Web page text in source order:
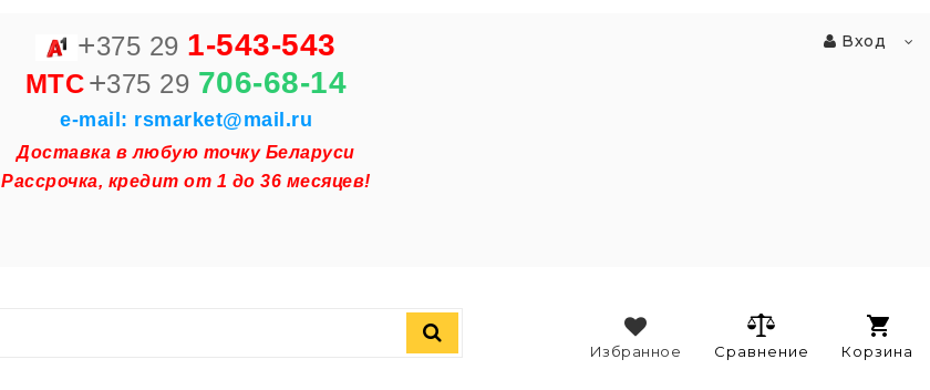
+375 29 1-543-543
MTC+375 29 706-68-14
e-mail: rsmarket@mail.ru
Доставка в любую точку Беларуси
Рассрочка, кредит от 1 до 36 месяцев!
Вход
Корзина
Сравнение
Избранное